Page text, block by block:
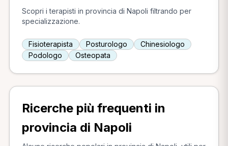
Scopri i terapisti in provincia di Napoli filtrando per
specializzazione.
Fisioterapista Posturologo
Chinesiologo
Podologo
Osteopata
Ricerche più frequenti in
provincia di Napoli